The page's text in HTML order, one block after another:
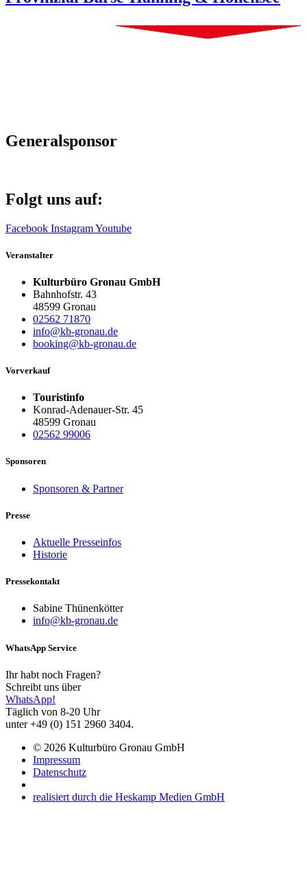
Generalsponsor
Folgt uns auf:
Facebook InstagramYoutube
Veranstalter
Kulturbüro Gronau GmbH
Bahnhofstr. 43
48599 Gronau
02562 71870
info@kb-gronau.de
booking@kb-gronau.de
Vorverkauf
Touristinfo
Konrad-Adenauer-Str. 45
48599 Gronau
02562 99006
Sponsoren
Sponsoren & Partner
Presse
Aktuelle Presseinfos
Historie
Pressekontakt
Sabine Thünenkötter
info@kb-gronau.de
WhatsApp Service
Ihr habt noch Fragen?
Schreibt uns über
WhatsApp!
Täglich von 8-20 Uhr
unter +49 (0) 151 2960 3404.
© 2026 Kulturbüro Gronau GmbH
Impressum
Datenschutz
realisiert durch die Heskamp Medien GmbH